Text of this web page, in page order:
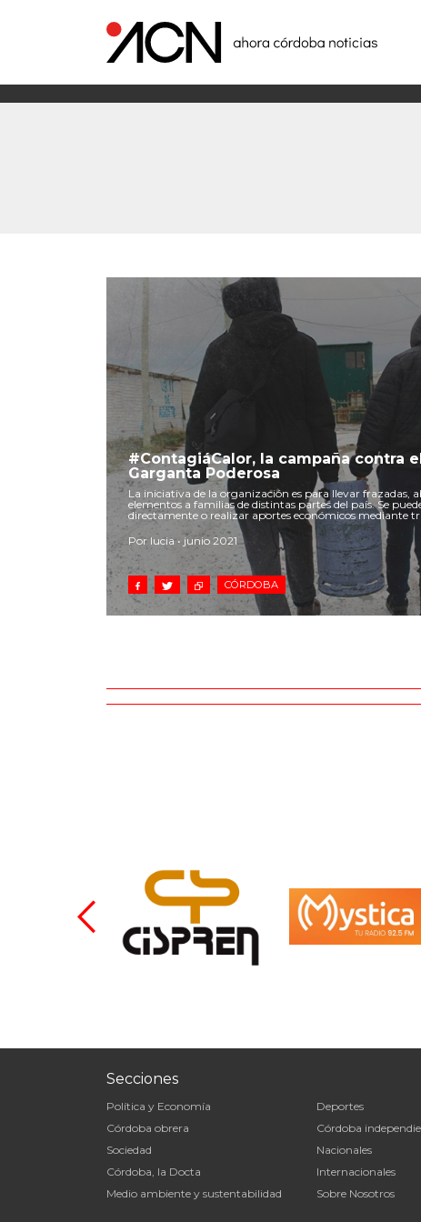
#ContagiáCalor, la campaña contra
Garganta Poderosa
La iniciativa de la organización es para llevar frazadas,
elementos a familias de distintas partes del país. Se
directamente o realizar aportes económicos mediante
Por lucia • junio 2021
CÓRDOBA
Secciones
Política y Economía
Córdoba obrera
Sociedad
Córdoba, la Docta
Medio ambiente y sustentabilidad
Deportes
Córdoba
Nacionales
Internacionales
Sobre Nosotros